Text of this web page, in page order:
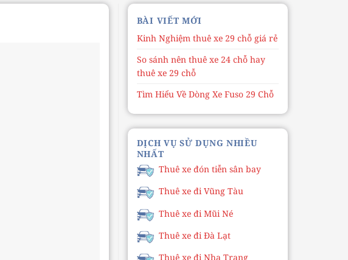
BÀI VIẾT MỚI
Kinh Nghiệm thuê xe 29 chỗ giá rẻ
So sánh nên thuê xe 24 chỗ hay
thuê xe 29 chỗ
Tìm Hiểu Về Dòng Xe Fuso 29 Chỗ
DỊCH VỤ SỬ DỤNG NHIỀU
NHẤT
Thuê xe đón tiễn sân bay
Thuê xe đi Vũng Tàu
Thuê xe đi Mũi Né
Thuê xe đi Đà Lạt
Thuê xe đi Nha Trang